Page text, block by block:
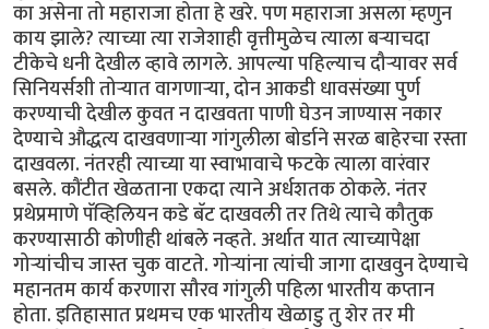
का असेना तो महाराजा होता हे खरे. पण महाराजा असला म्हणुन
काय झाले? त्याच्या त्या राजेशाही वृत्तीमुळेच त्याला बर्‍याचदा
टीकेचे धनी देखील व्हावे लागले. आपल्या पहिल्याच दौर्‍यावर सर्व
सिनियर्सशी तोर्‍यात वागणार्‍या, दोन आकडी धावसंख्या पुर्ण
करण्याची देखील कुवत न दाखवता पाणी घेउन जाण्यास नकार
देण्याचे औद्धत्य दाखवणार्‍या गांगुलीला बोर्डाने सरळ बाहेरचा रस्ता
दाखवला. नंतरही त्याच्या या स्वाभावाचे फटके त्याला वारंवार
बसले. कौंटीत खेळताना एकदा त्याने अर्धशतक ठोकले. नंतर
प्रथेप्रमाणे पॅव्हिलियन कडे बॅट दाखवली तर तिथे त्याचे कौतुक
करण्यासाठी कोणीही थांबले नव्हते. अर्थात यात त्याच्यापेक्षा
गोर्‍यांचीच जास्त चुक वाटते. गोर्‍यांना त्यांची जागा दाखवुन देण्याचे
महानतम कार्य करणारा सौरव गांगुली पहिला भारतीय कप्तान
होता. इतिहासात प्रथमच एक भारतीय खेळाडु तु शेर तर मी